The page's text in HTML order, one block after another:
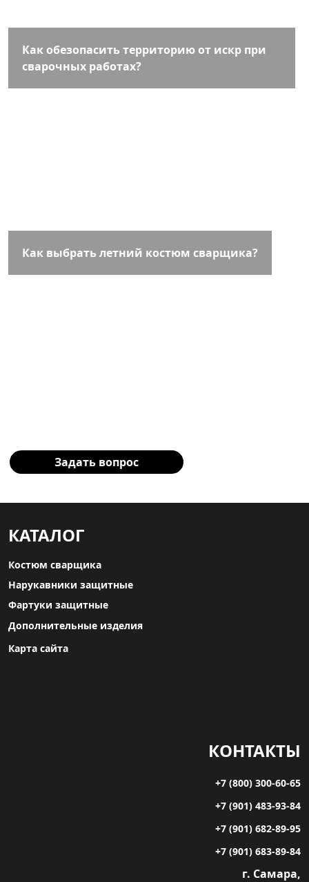
Как обезопасить территорию от искр при
сварочных работах?
Как выбрать летний костюм сварщика?
Задать вопрос
КАТАЛОГ
Костюм сварщика
Нарукавники защитные
Фартуки защитные
Дополнительные изделия
Карта сайта
КОНТАКТЫ
+7 (800) 300-60-65
+7 (901) 483-93-84
+7 (901) 682-89-95
+7 (901) 683-89-84
г. Самара,